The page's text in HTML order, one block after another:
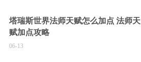
塔瑞斯世界法师天赋怎么加点 法师天
赋加点攻略
06-13